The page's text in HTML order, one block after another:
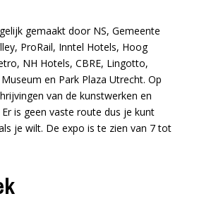
gemaakt door NS, Gemeente
ProRail, Inntel Hotels, Hoog
NH Hotels, CBRE, Lingotto,
en Park Plaza Utrecht. Op
van de kunstwerken en
is geen vaste route dus je kunt
je wilt. De expo is te zien van 7 tot